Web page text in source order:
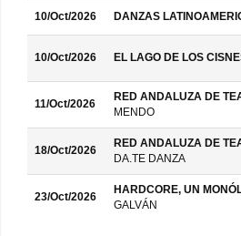
10/Oct/2026 DANZAS
10/Oct/2026 EL LAGO DE LOS
11/Oct/2026
RED ANDALUZA DE
MENDO
18/Oct/2026
RED ANDALUZA DE
DA.TE DANZA
23/Oct/2026
HARDCORE, UN
GALVÁN